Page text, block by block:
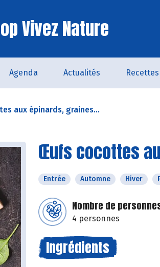
Vivez Nature
Agenda Actualités Recettes
aux épinards, graines...
Œufs cocottes
Entrée Automne Hiver
Nombre de
4 personnes
Ingrédients